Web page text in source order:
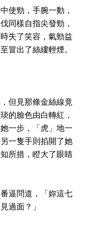
使勁，手腕一動，
同樣自指尖發勁，
失了笑容，氣勁益
冒出了絲縷輕煙。
但見那條金絲線竟
的臉色由白轉紅，
一步，「虎」地一
一隻手則掐開了她
所措，瞪大了眼睛
逼問道，「妳這七
過面？」